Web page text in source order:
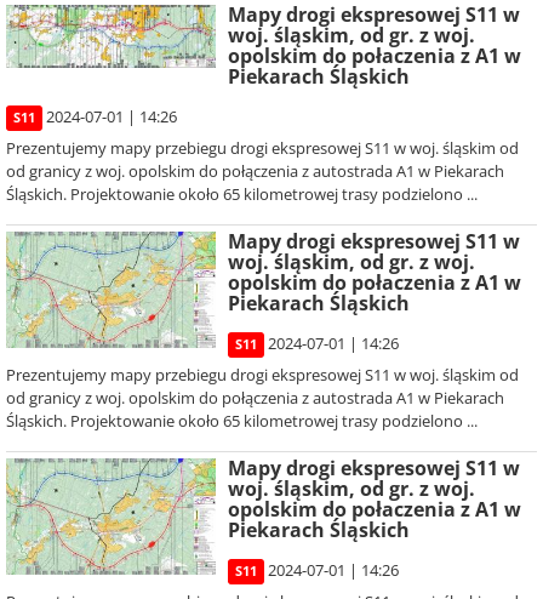
Mapy drogi ekspresowej S11 w
woj. śląskim, od gr. z woj.
opolskim do połaczenia z A1 w
Piekarach Śląskich
S11
2024-07-01 | 14:26
Prezentujemy mapy przebiegu drogi ekspresowej S11 w woj. śląskim od
od granicy z woj. opolskim do połączenia z autostrada A1 w Piekarach
Śląskich. Projektowanie około 65 kilometrowej trasy podzielono ...
Mapy drogi ekspresowej S11 w
woj. śląskim, od gr. z woj.
opolskim do połaczenia z A1 w
Piekarach Śląskich
S11
2024-07-01 | 14:26
Prezentujemy mapy przebiegu drogi ekspresowej S11 w woj. śląskim od
od granicy z woj. opolskim do połączenia z autostrada A1 w Piekarach
Śląskich. Projektowanie około 65 kilometrowej trasy podzielono ...
Mapy drogi ekspresowej S11 w
woj. śląskim, od gr. z woj.
opolskim do połaczenia z A1 w
Piekarach Śląskich
S11
2024-07-01 | 14:26